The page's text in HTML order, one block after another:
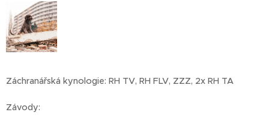
Záchranářská kynologie: RH TV, RH FLV, ZZZ, 2x RH TA
Závody: